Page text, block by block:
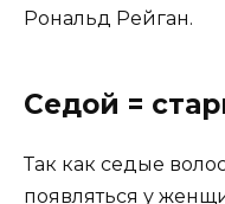
Рональд Рейган.
Седой =
Так как седые
появляться у